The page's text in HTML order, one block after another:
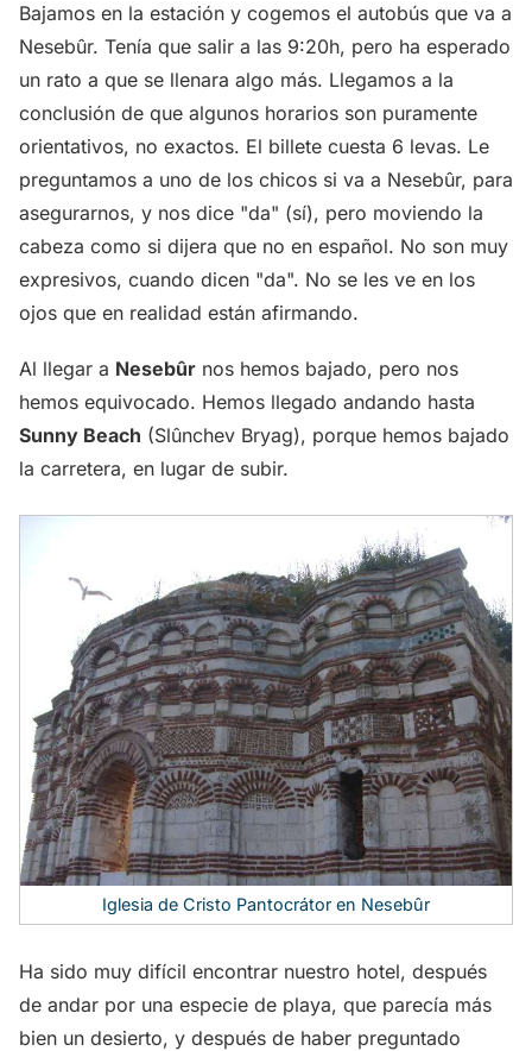
Bajamos en la estación y cogemos el autobús que va a
Nesebûr. Tenía que salir a las 9:20h, pero ha esperado
un rato a que se llenara algo más. Llegamos a la
conclusión de que algunos horarios son puramente
orientativos, no exactos. El billete cuesta 6 levas. Le
preguntamos a uno de los chicos si va a Nesebûr, para
asegurarnos, y nos dice "da" (sí), pero moviendo la
cabeza como si dijera que no en español. No son muy
expresivos, cuando dicen "da". No se les ve en los
ojos que en realidad están afirmando.
Al llegar a Nesebûr nos hemos bajado, pero nos
hemos equivocado. Hemos llegado andando hasta
Sunny Beach (Slûnchev Bryag), porque hemos bajado
la carretera, en lugar de subir.
Iglesia de Cristo Pantocrátor en Nesebûr
Ha sido muy difícil encontrar nuestro hotel, después
de andar por una especie de playa, que parecía más
bien un desierto, y después de haber preguntado